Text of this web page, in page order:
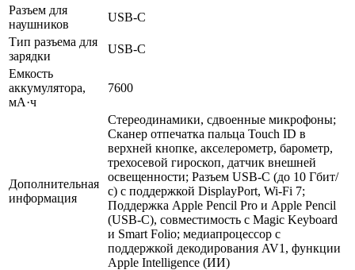
Разъем для
наушников
USB-C
Тип разъема для
зарядки
USB-C
Емкость
аккумулятора,
мА·ч
7600
Дополнительная
информация
Стереодинамики, сдвоенные микрофоны;
Сканер отпечатка пальца Touch ID в
верхней кнопке, акселерометр, барометр,
трехосевой гироскоп, датчик внешней
освещенности; Разъем USB‑C (до 10 Гбит/
с) с поддержкой DisplayPort, Wi-Fi 7;
Поддержка Apple Pencil Pro и Apple Pencil
(USB-C), совместимость с Magic Keyboard
и Smart Folio; медиапроцессор с
поддержкой декодирования AV1, функции
Apple Intelligence (ИИ)